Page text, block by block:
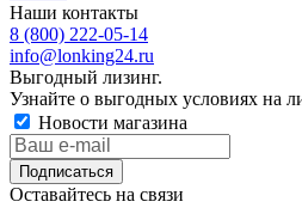
Наши контакты
8 (800) 222-05-14
info@lonking24.ru
Выгодный лизинг.
Узнайте о выгодных условиях на
Новости магазина
Оставайтесь на связи